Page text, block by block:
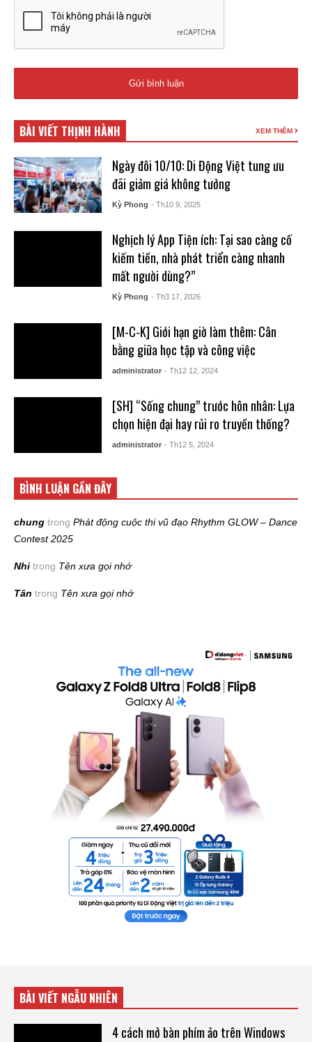
BÀI VIẾT THỊNH HÀNH XEM THÊM
Ngày đôi 10/10: Di Động Việt tung ưu
đãi giảm giá không tưởng
Kỳ Phong - Th10 9, 2025
Nghịch lý App Tiện ích: Tại sao càng cố
kiếm tiền, nhà phát triển càng nhanh
mất người dùng?”
Kỳ Phong - Th3 17, 2026
[M-C-K] Giới hạn giờ làm thêm: Cân
bằng giữa học tập và công việc
administrator - Th12 12, 2024
[SH] “Sống chung” trước hôn nhân: Lựa
chọn hiện đại hay rủi ro truyền thống?
administrator - Th12 5, 2024
BÌNH LUẬN GẦN ĐÂY
chung trong Phát động cuộc thi vũ đạo Rhythm GLOW – Dance
Contest 2025
Nhi trong Tên xưa gọi nhớ
Tân trong Tên xưa gọi nhớ
BÀI VIẾT NGẪU NHIÊN
4 cách mở bàn phím ảo trên Windows